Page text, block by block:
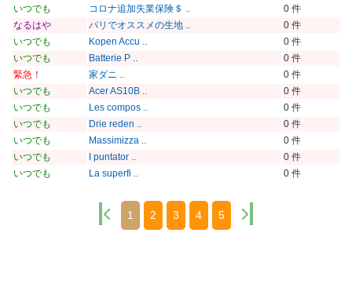
いつでも
コロナ追加失業保険＄ ..
0 件
なるはや
パリでオススメの生地 ..
0 件
いつでも
Kopen Accu ..
0 件
いつでも
Batterie P ..
0 件
緊急！
家ダニ ..
0 件
いつでも
Acer AS10B ..
0 件
いつでも
Les compos ..
0 件
いつでも
Drie reden ..
0 件
いつでも
Massimizza ..
0 件
いつでも
I puntator ..
0 件
いつでも
La superfi .. 0 件
1 2 3 4 5